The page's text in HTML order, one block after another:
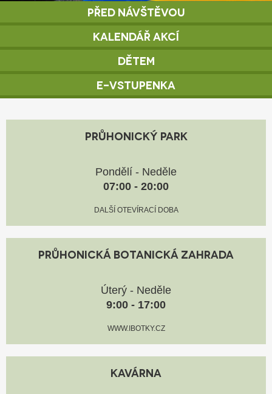
Před návštěvou
Kalendář akcí
Dětem
E-vstupenka
Průhonický park
Pondělí - Neděle
07:00 - 20:00
DALŠÍ OTEVÍRACÍ DOBA
Průhonická botanická zahrada
Úterý - Neděle
9:00 - 17:00
WWW.IBOTKY.CZ
Kavárna